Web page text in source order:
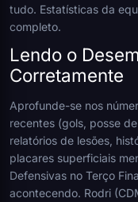
tudo. Estatísticas da
completo.
Lendo o
Corretamente
Aprofunde-se nos
recentes (gols, posse
relatórios de lesões,
placares superficiais
Defensivas no Terço
acontecendo. Rodri